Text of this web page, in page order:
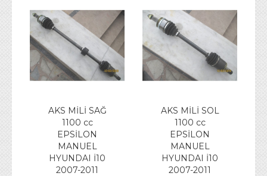
AKS MİLİ SAĞ
1100 cc
EPSİLON
MANUEL
HYUNDAI İ10
2007-2011
AKS MİLİ SOL
1100 cc
EPSİLON
MANUEL
HYUNDAI İ10
2007-2011